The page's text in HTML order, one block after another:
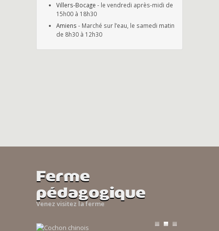
Villers-Bocage - le vendredi après-midi de
15h00 à 18h30
Amiens - Marché sur l’eau, le samedi matin
de 8h30 à 12h30
Ferme
pédagogique
Venez visitez la ferme